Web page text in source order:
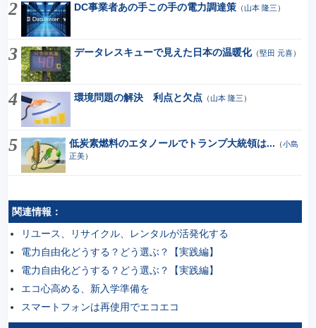
DC事業者あの手この手の電力調達策（山本 隆三 ）
データレスキューで見えた日本の温暖化（堅田 元喜）
環境問題の解決 利点と欠点 （山本 隆三 ）
低炭素燃料のエタノールでトランプ大統領は... （小島
正美）
関連情報：
リユース、リサイクル、レンタルが活発化する
電力自由化どうする？どう選ぶ？【実践編】
電力自由化どうする？どう選ぶ？【実践編】
エコ心高める、新入学準備を
スマートフォンは再使用でエコエコ